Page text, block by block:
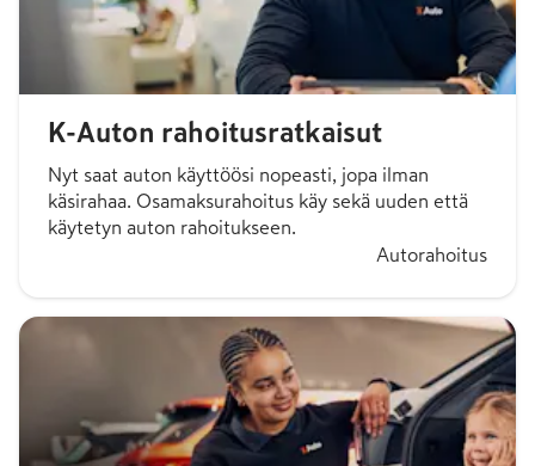
K-Auton rahoitusratkaisut
Nyt saat auton käyttöösi nopeasti, jopa ilman
käsirahaa. Osamaksurahoitus käy sekä uuden että
käytetyn auton rahoitukseen.
Autorahoitus